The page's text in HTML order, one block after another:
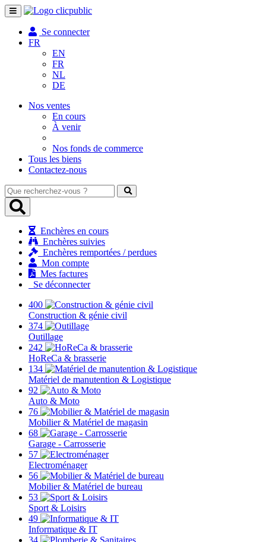
Toggle
navigation
Se connecter
FR
EN
FR
NL
DE
Nos ventes
En cours
À venir
Nos fonds de commerce
Tous les biens
Contactez-nous
Que
recherchez-
vous
Enchères en cours
Enchères suivies
Enchères remportées / perdues
Mon compte
Mes factures
Se déconnecter
400
Construction & génie civil
374
Outillage
242
HoReCa & brasserie
134
Matériel de manutention & Logistique
92
Auto & Moto
76
Mobilier & Matériel de magasin
68
Garage - Carrosserie
57
Electroménager
56
Mobilier & Matériel de bureau
53
Sport & Loisirs
49
Informatique & IT
34